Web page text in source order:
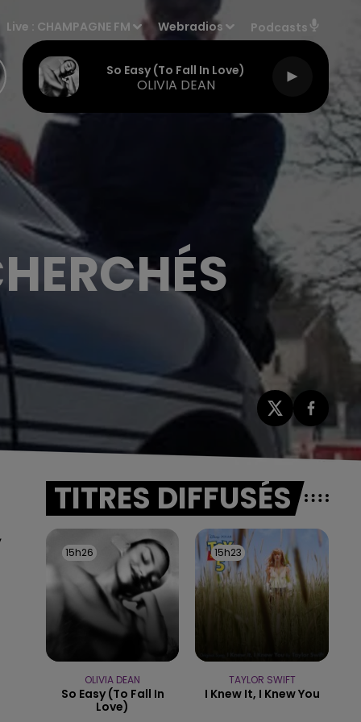
Live : CHAMPAGNE FM Webradios Podcasts
So Easy (to Fall In Love)
OLIVIA DEAN
TITRES DIFFUSÉS
15h26
15h26
OLIVIA DEAN
So Easy (to Fall In
Love)
15h23
15h23
TAYLOR SWIFT
I Knew It, I Knew You